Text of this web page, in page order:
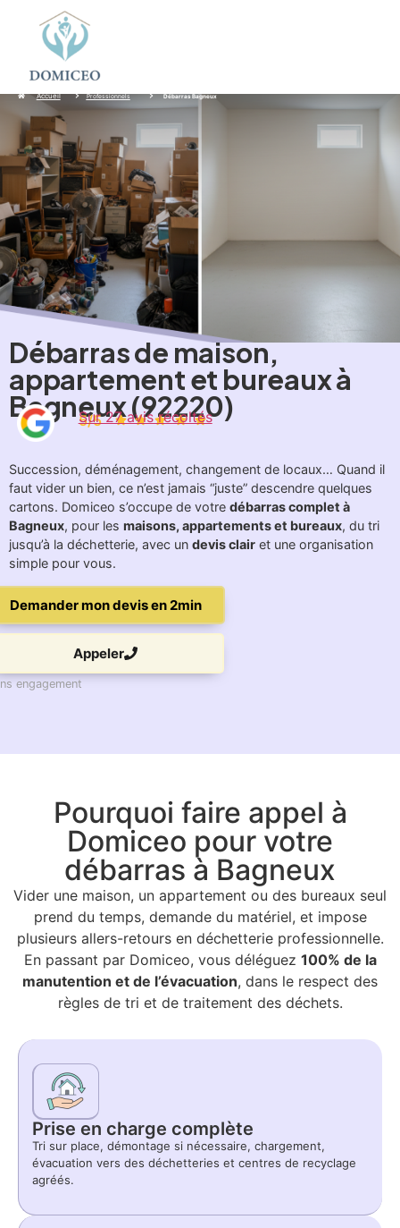
Accueil Professionnels Débarras Bagneux
Débarras de maison,
appartement et bureaux à
Bagneux (92220)
5/5
Sur 27 avis récoltés
Succession, déménagement, changement de locaux… Quand il
faut vider un bien, ce n’est jamais “juste” descendre quelques
cartons. Domiceo s’occupe de votre débarras complet à
Bagneux, pour les maisons, appartements et bureaux, du tri
jusqu’à la déchetterie, avec un devis clair et une organisation
simple pour vous.
Demander mon devis en 2min
Appeler
engagement
Pourquoi faire appel à
Domiceo pour votre
débarras à Bagneux
Vider une maison, un appartement ou des bureaux seul
prend du temps, demande du matériel, et impose
plusieurs allers-retours en déchetterie professionnelle.
En passant par Domiceo, vous déléguez 100% de la
manutention et de l’évacuation, dans le respect des
règles de tri et de traitement des déchets.
Prise en charge complète
Tri sur place, démontage si nécessaire, chargement,
évacuation vers des déchetteries et centres de recyclage
agréés.
Panneau de gestion des cookies